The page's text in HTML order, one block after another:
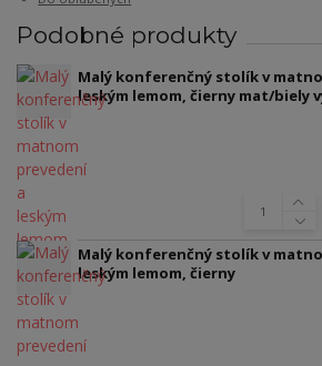
Podobné produkty
Malý konferenčný stolík v
leským lemom, čierny mat/biely
Malý konferenčný stolík v
leským lemom, čierny